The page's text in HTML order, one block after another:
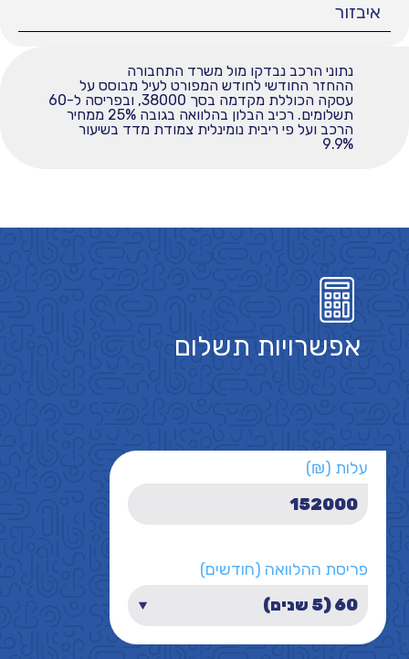
איבזור
נתוני הרכב נבדקו מול משרד התחבורה
ההחזר החודשי לחודש המפורט לעיל מבוסס על
עסקה הכוללת מקדמה בסך 38000, ובפריסה ל-60
תשלומים. רכיב הבלון בהלוואה בגובה 25% ממחיר
הרכב ועל פי ריבית נומינלית צמודת מדד בשיעור
9.9%
אפשרויות תשלום
עלות (₪)
פריסת ההלוואה (חודשים)